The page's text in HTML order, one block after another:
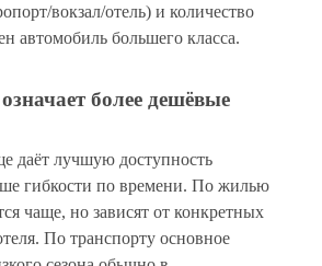
вокзал/отель) и количество
автомобиль большего класса.
более дешёвые
даёт лучшую доступность
гибкости по времени. По жилью
чаще, но зависят от конкретных
По транспорту основное